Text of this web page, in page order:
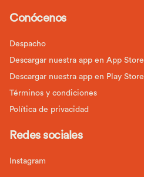
Conócenos
Despacho
Descargar nuestra app en App Store
Descargar nuestra app en Play Store
Términos y condiciones
Política de privacidad
Redes sociales
Instagram